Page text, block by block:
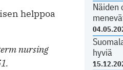
Näiden
hyviä
helppoa
nursing